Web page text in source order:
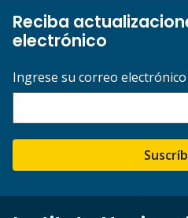
Reciba
electrónico
Ingrese su correo electrónico